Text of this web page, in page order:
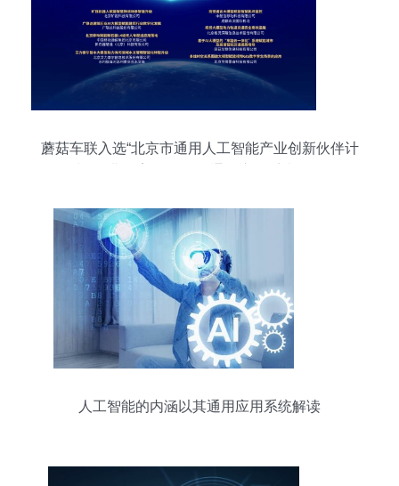
蘑菇车联入选“北京市通用人工智能产业创新伙伴计
人工智能的内涵以其通用应用系统解读